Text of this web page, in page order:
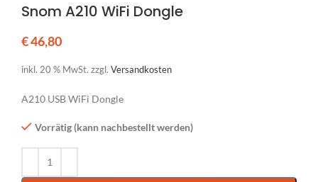
Snom A210 WiFi Dongle
€46,80
inkl. 20 % MwSt. zzgl. Versandkosten
A210 USB WiFi Dongle
Vorrätig (kann nachbestellt werden)